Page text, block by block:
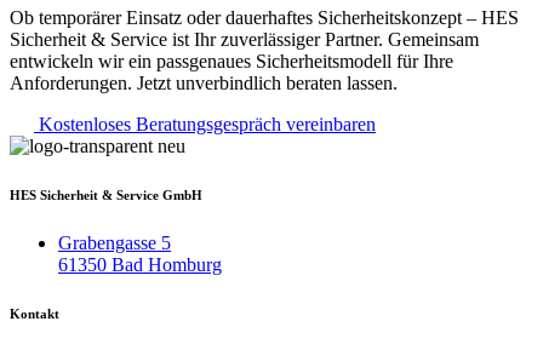
Ob temporärer Einsatz oder dauerhaftes Sicherheitskonzept – HES
Sicherheit & Service ist Ihr zuverlässiger Partner. Gemeinsam
entwickeln wir ein passgenaues Sicherheitsmodell für Ihre
Anforderungen. Jetzt unverbindlich beraten lassen.
Kostenloses Beratungsgespräch vereinbaren
HES Sicherheit & Service GmbH
Grabengasse 5
61350 Bad Homburg
Kontakt